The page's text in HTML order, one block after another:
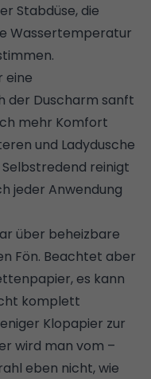
Stabdüse, die
Wassertemperatur
eine
der Duscharm sanft
mehr Komfort
und Ladydusche
reinigt
jeder Anwendung
über beheizbare
Fön. Beachtet aber
es kann
komplett
Klopapier zur
wird man vom –
eben nicht, wie